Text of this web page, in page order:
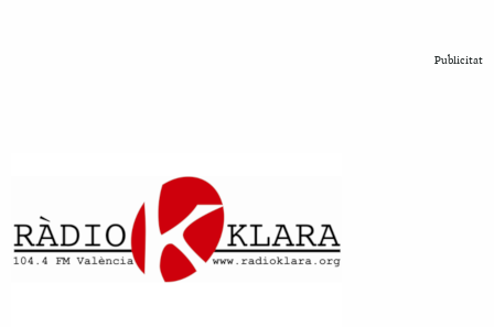
Publicitat